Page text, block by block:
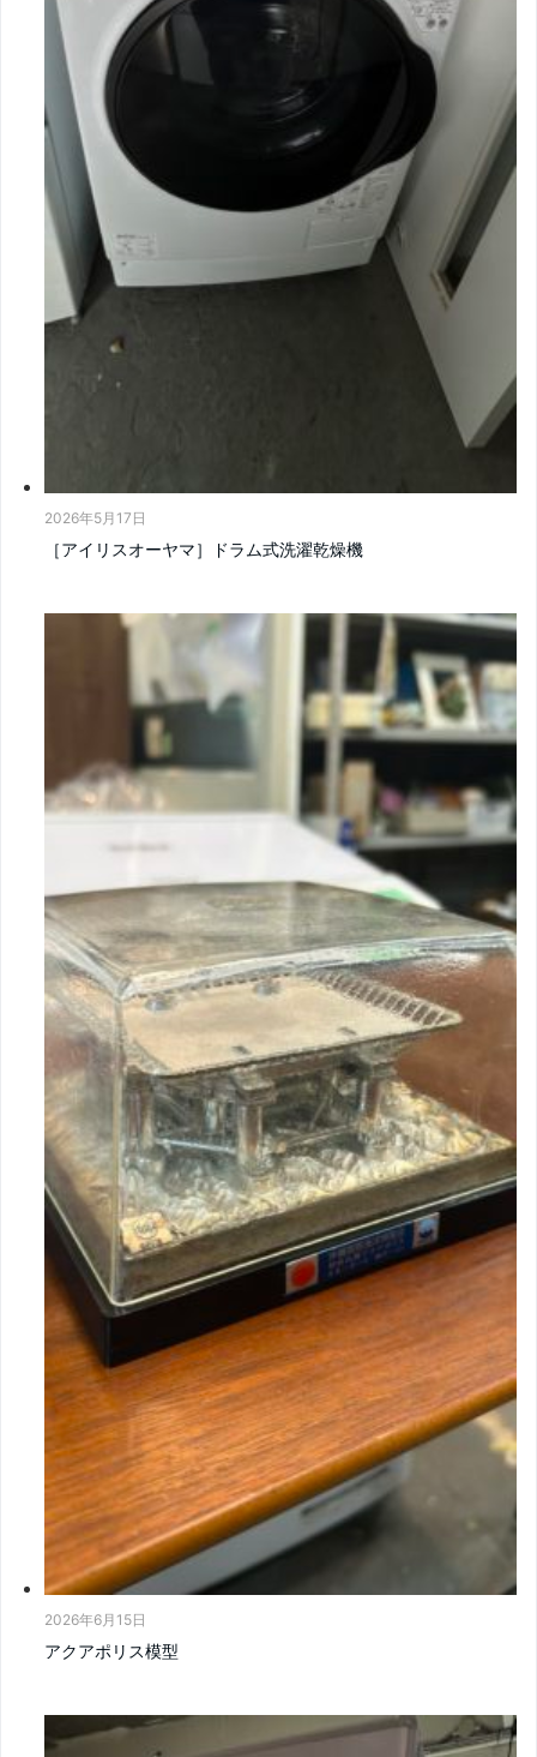
2026年5月17日
［アイリスオーヤマ］ドラム式洗濯乾燥機
2026年6月15日
アクアポリス模型